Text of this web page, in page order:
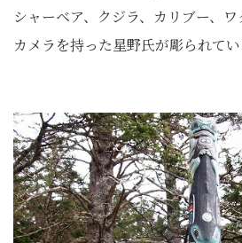
シャーベア、クジラ、カリブー、
カメラを持った星野氏が彫られてい